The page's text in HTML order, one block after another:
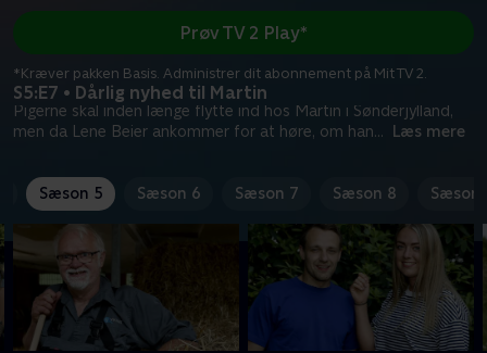
S5:E7 • Dårlig nyhed til Martin
Pigerne skal inden længe flytte ind hos Martin i Sønderjylland,
men da Lene Beier ankommer for at høre, om han... Læs mere
Prøv TV 2 Play*
*Kræver pakken Basis. Administrer dit abonnement på Mit TV 2.
Sæson 5 Sæson 6 Sæson 7 Sæson 8 Sæson